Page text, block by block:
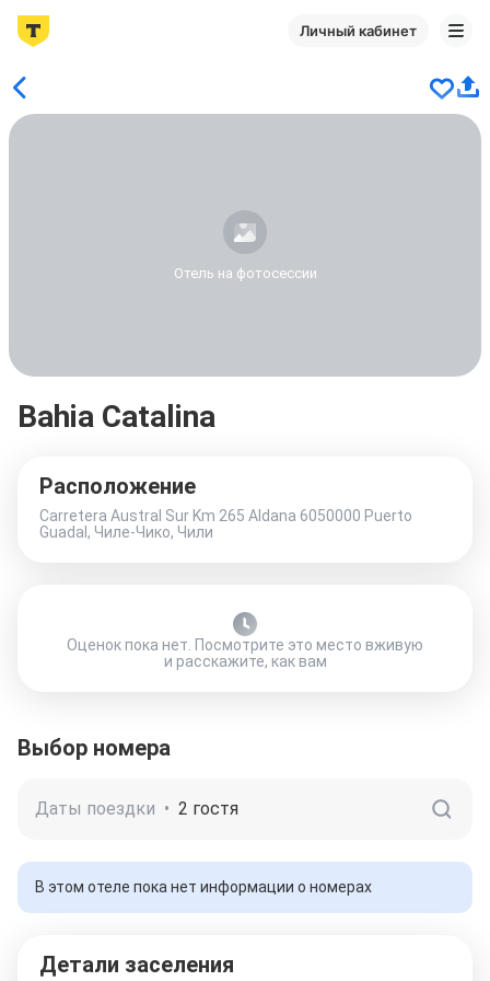
Личный кабинет
Отель на фотосессии
Bahia Catalina
Расположение
Carretera Austral Sur Km 265 Aldana 6050000 Puerto
Guadal, Чиле-Чико, Чили
Оценок пока нет. Посмотрите это место вживую
и расскажите, как вам
Выбор номера
Даты поездки • 2 гостя
В этом отеле пока нет информации о номерах
Детали заселения